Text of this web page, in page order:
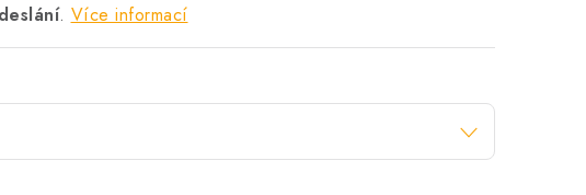
. Více informací